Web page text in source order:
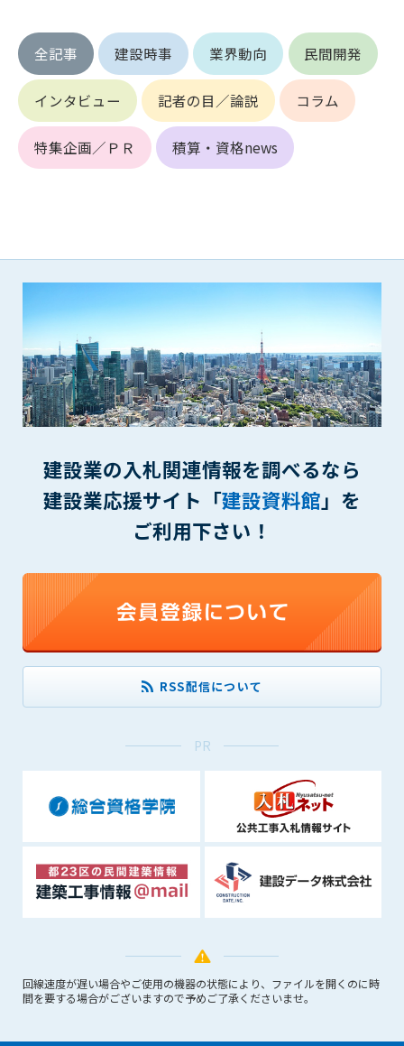
全記事 建設時事 業界動向 民間開発
インタビュー 記者の目／論説 コラム
特集企画／ＰＲ 積算・資格news
建設業の入札関連情報を調べるなら
建設業応援サイト「建設資料館」を
ご利用下さい！
RSS配信について
PR
回線速度が遅い場合やご使用の機器の状態により、ファイルを開くのに時
間を要する場合がございますので予めご了承くださいませ。
第6条（会員の禁止事項）
1. 会員は建設資料館WEB上で以下の行為をしないものとしま
す。
(1) 第三者または管理者の著作権、その他知的所有権を侵害す
る行為
(2) 第三者または管理者の財産、プライバシー等を侵害する行
為
(9) その他、法律に反する行為
(10) 建設資料館から知り得た情報及びダウンロードした情報
を、営利を目的として第三者に転売し、または転売のため
に第三者に提供すること
第7条（登録内容の削除）
管理者は、会員が登録した内容が以下に該当する、またはその
(1) 登録されている情報が、第6条の定める禁止事項に該当する
と管理者が、判断した場合
(2) 建設資料館の運営および保守管理上、必要と判断した場合
(3) 広告掲載料金の支払が遅延した場合
第8条（サービスの変更・中止等）
管理者は、会員の承諾なく、本サービス内容の変更(新規追加、
廃止を含み)し、本サービスの運営を中止または廃止することが
できるものとします。これに起因する会員または他の第三者が
被った損害について管理者は､一切の責任をも負わないものと
会員の氏名、住所、性別、年齢、メールアドレスその他本サー
個人情報といいます）について、管理者は、以下の各号に該当
する場合を除き、第三者に開示または提供しないものとしま
(1) 会員が、自己の個人情報の開示に事前に同意している場合
(2) 個々の会員を特定できない統計的な処理をした形式で第三
者に提供する場合
(3) 第三者および管理者の権利、財産、安全等を保護するため
(4) 法令等により開示を求められた場合
第10条（免責事項）
管理者は、会員が登録した内容が以下に該当する、またはその